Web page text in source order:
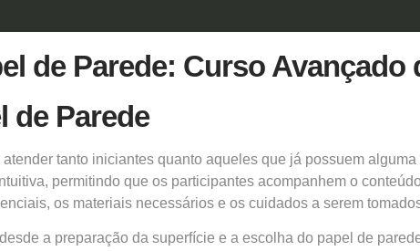
de Parede: Curso Avançado
de Parede
tanto iniciantes quanto aqueles que já possuem
permitindo que os participantes acompanhem o
os materiais necessários e os cuidados a serem
a preparação da superfície e a escolha do papel de